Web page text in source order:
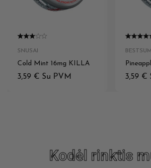
SNUSAI
Cold Mint 16mg KILLA
3,59 € Su PVM 3,59 €
Kodėl rinktis